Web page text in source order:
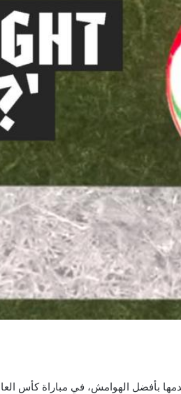
في مباراة كأس العالم 2026 على ملعب